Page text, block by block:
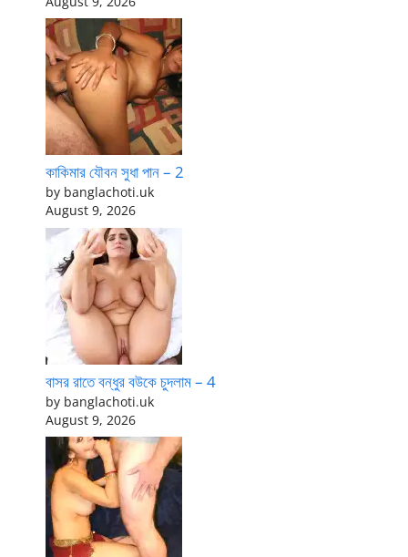
কাকিমার যৌবন সুধা পান – 2
by banglachoti.uk
August 9, 2026
বাসর রাতে বন্ধুর বউকে চুদলাম – 4
by banglachoti.uk
August 9, 2026